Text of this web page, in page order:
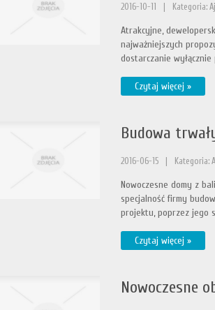
2016-10-11 Kategoria:
Atrakcyjne,
najważniejszych
dostarczanie
Czytaj więcej »
Budowa
2016-06-15 Kategoria:
Nowoczesne domy z
specjalność firmy
projektu, poprzez jego
Czytaj więcej »
Nowoczesne